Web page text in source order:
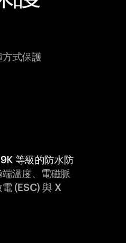
式保護
等級的防水防
溫度、電磁脈
(ESC) 與 X